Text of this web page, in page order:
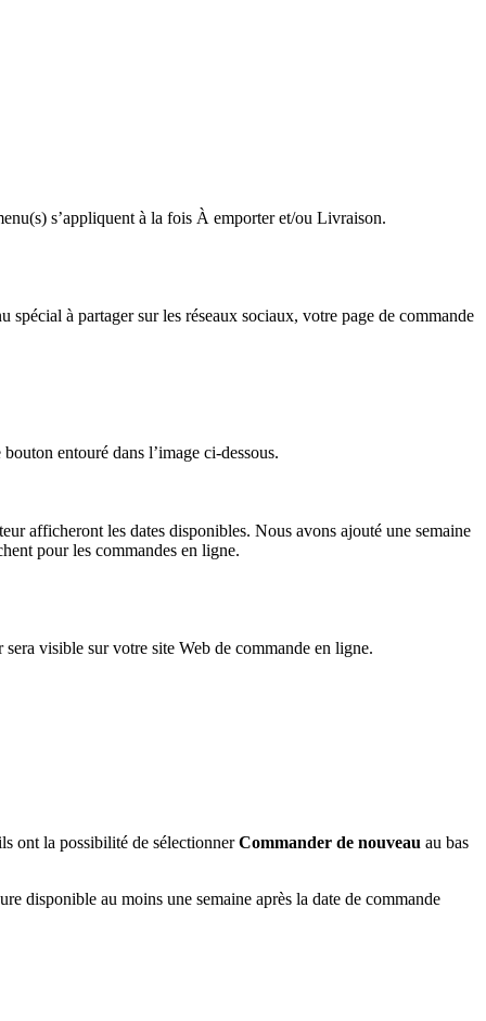
s’appliquent à la fois À emporter et/ou Livraison.
à partager sur les réseaux sociaux, votre page de commande
entouré dans l’image ci-dessous.
afficheront les dates disponibles. Nous avons ajouté une semaine
pour les commandes en ligne.
visible sur votre site Web de commande en ligne.
ont la possibilité de sélectionnerCommander de nouveau au bas
disponible au moins une semaine après la date de commande